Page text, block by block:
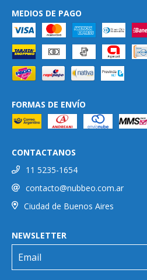
MEDIOS DE PAGO
FORMAS DE ENVÍO
CONTACTANOS
11 5235-1654
contacto@nubbeo.com.ar
Ciudad de Buenos Aires
NEWSLETTER